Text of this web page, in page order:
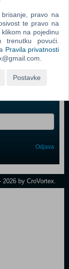
Odjava
by CroVortex.
pravo na
te pravo na
na pojedinu
povući.
Pravila privatnosti
Postavke